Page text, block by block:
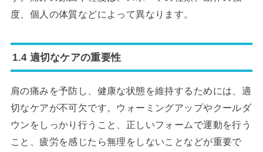
度、個人の体質などによって異なります。
1.4 適切なケアの重要性
肩の痛みを予防し、健康な状態を維持するためには、適
切なケアが不可欠です。ウォーミングアップやクールダ
ウンをしっかり行うこと、正しいフォームで運動を行う
こと、疲労を感じたら無理をしないことなどが重要で